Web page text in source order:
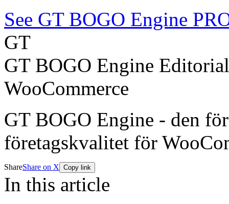
See GT BOGO Engine
GT
GT BOGO Engine
WooCommerce
GT BOGO Engine - den
företagskvalitet för
ShareShare on X Copy link
In this article